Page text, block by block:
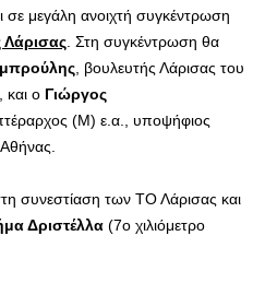
σε μεγάλη ανοιχτή συγκέντρωση
Λάρισας. Στη συγκέντρωση θα
, βουλευτής Λάρισας του
και ο Γιώργος
(Μ) ε.α., υποψήφιος
Αθήνας.
συνεστίαση των ΤΟ Λάρισας και
Δριστέλλα (7ο χιλιόμετρο